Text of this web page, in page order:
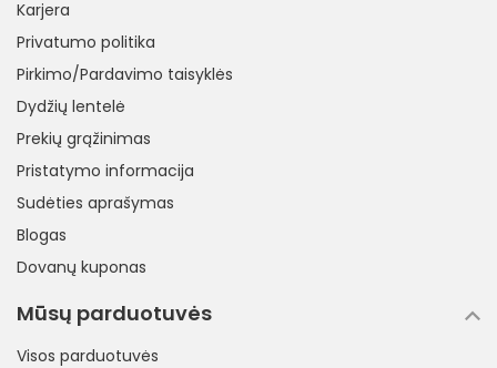
Karjera
Privatumo politika
Pirkimo/Pardavimo taisyklės
Dydžių lentelė
Prekių grąžinimas
Pristatymo informacija
Sudėties aprašymas
Blogas
Dovanų kuponas
Mūsų parduotuvės
Visos parduotuvės